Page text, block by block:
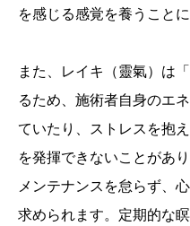
を感じる感覚を養うこと
また、レイキ（靈氣）は
るため、施術者自身のエ
ていたり、ストレスを抱
を発揮できないことがあ
メンテナンスを怠らず、
求められます。定期的な